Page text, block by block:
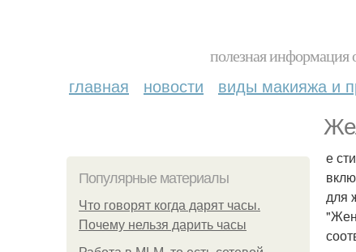
полезная информация
главная новости виды макияжа и
Популярные материалы
Что говорят когда дарят часы.
Почему нельзя дарить часы
е
для